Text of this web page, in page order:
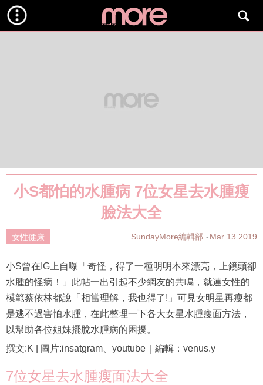
小S都怕的水腫病 7位女星去水腫瘦
臉法大全
女性健康 SundayMore編輯部 Mar 13 2019
小S曾在IG上自曝「奇怪，得了一種明明本來漂亮，上鏡頭卻
水腫的怪病！」此帖一出引起不少網友的共鳴，就連女性的
模範蔡依林都說「相當理解，我也得了!」可見女明星再瘦都
是逃不過害怕水腫，在此整理一下各大女星水腫瘦面方法，
以幫助各位姐妹擺脫水腫病的困擾。
撰文:K | 圖片:insatgram、youtube｜編輯：venus.y
7位女星去水腫瘦面法大全